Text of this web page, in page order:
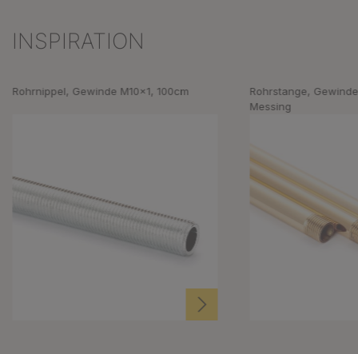
Produktgalerie überspringen
INSPIRATION
Rohrnippel, Gewinde M10x1, 100cm
Rohrstange,
Messing